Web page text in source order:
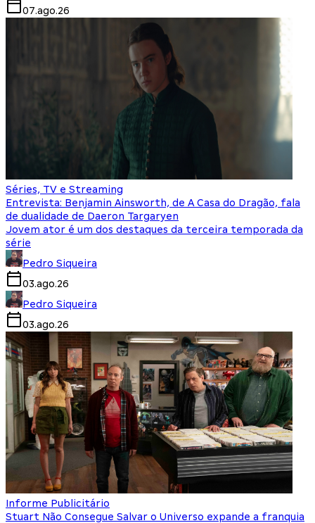
07.ago.26
Séries, TV e Streaming
Entrevista: Benjamin Ainsworth, de A Casa do Dragão, fala
de dualidade de Daeron Targaryen
Jovem ator é um dos destaques da terceira temporada da
série
Pedro Siqueira
03.ago.26
Pedro Siqueira
03.ago.26
Informe Publicitário
Stuart Não Consegue Salvar o Universo expande a franquia